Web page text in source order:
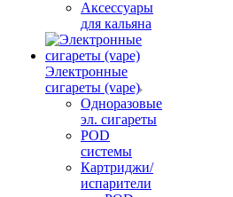
Аксессуары
для кальяна
Электронные
сигареты (vape)
Одноразовые
эл. сигареты
POD
системы
Картриджи/
испарители